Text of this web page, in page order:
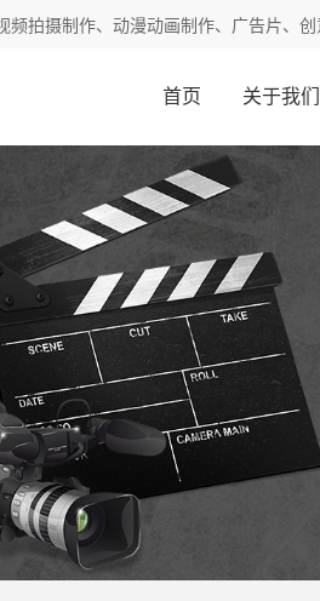
拍摄制作、动漫动画制作、广告片、创
首页 关于我们